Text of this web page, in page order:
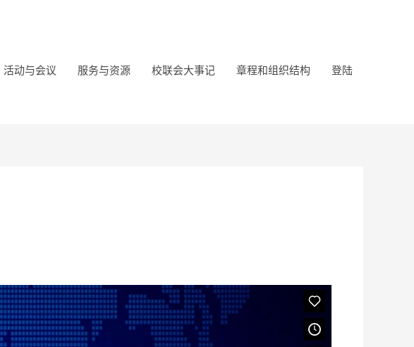
活动与会议 服务与资源 校联会大事记 章程和组织结构 登陆